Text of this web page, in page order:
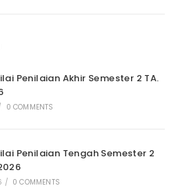
Penilaian Akhir Semester 2 TA.
0 COMMENTS
Penilaian Tengah Semester 2
/ 0 COMMENTS